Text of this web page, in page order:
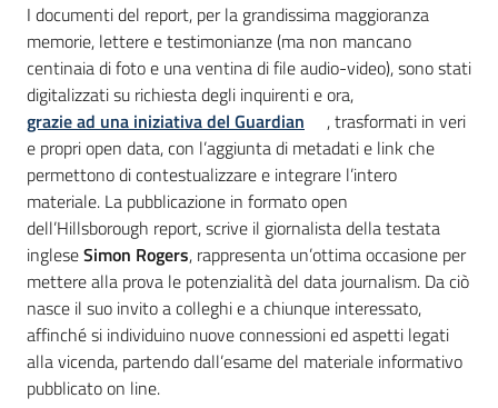
I documenti del report, per la grandissima maggioranza
memorie, lettere e testimonianze (ma non mancano
centinaia di foto e una ventina di file audio-video), sono stati
digitalizzati su richiesta degli inquirenti e ora,
grazie ad una iniziativa del Guardian
, trasformati in veri
e propri open data, con l’aggiunta di metadati e link che
permettono di contestualizzare e integrare l’intero
materiale. La pubblicazione in formato open
dell’Hillsborough report, scrive il giornalista della testata
ingleseSimon Rogers, rappresenta un’ottima occasione per
mettere alla prova le potenzialità del data journalism. Da ciò
nasce il suo invito a colleghi e a chiunque interessato,
affinché si individuino nuove connessioni ed aspetti legati
alla vicenda, partendo dall’esame del materiale informativo
pubblicato on line.